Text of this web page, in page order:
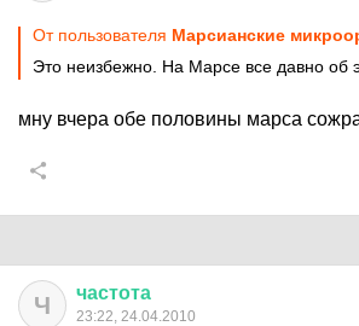
От пользователя Марсианские
Это неизбежно. На Марсе все давно об
мну вчера обе половины марса
Ч частота
23:22, 24.04.2010